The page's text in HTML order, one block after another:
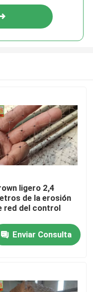
ligero 2,4
de la erosión
red del control
Enviar Consulta